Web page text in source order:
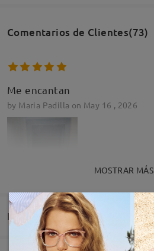
Comentarios de Clientes(73)
Me encantan
by Maria Padilla on May 16 , 2026
MOSTRAR MÁS
Entrega